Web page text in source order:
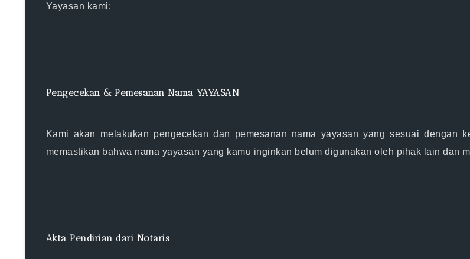
Yayasan kami:
Pengecekan & Pemesanan Nama YAYASAN
Kami akan melakukan pengecekan dan pemesanan nama yayasan yang sesuai dengan
memastikan bahwa nama yayasan yang kamu inginkan belum digunakan oleh pihak lain dan
Akta Pendirian dari Notaris